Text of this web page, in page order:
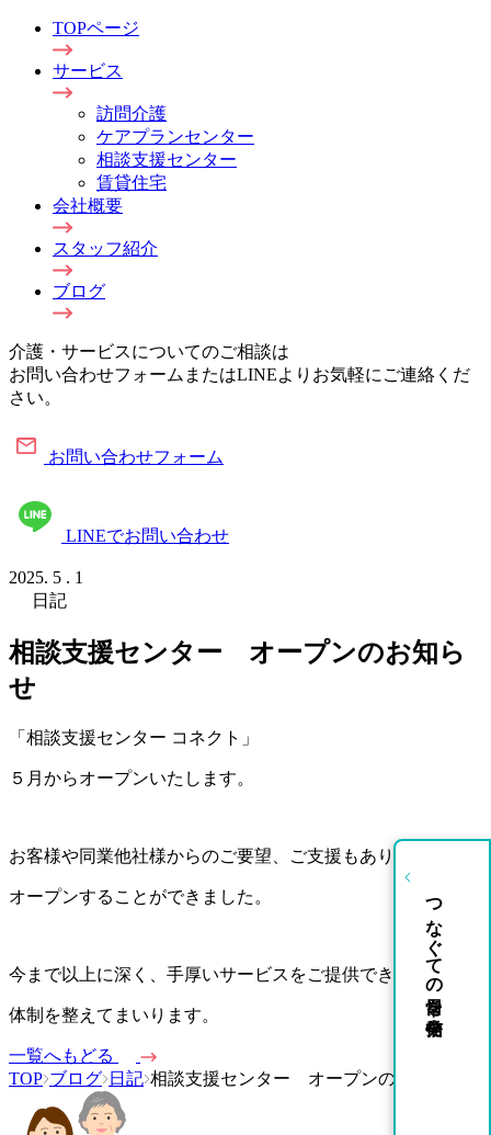
TOPページ
サービス
訪問介護
ケアプランセンター
相談支援センター
賃貸住宅
会社概要
スタッフ紹介
ブログ
介護・サービスについてのご相談は
お問い合わせフォームまたはLINEよりお気軽にご連絡くだ
さい。
お問い合わせフォーム
LINEでお問い合わせ
2025. 5 . 1
日記
相談支援センター オープンのお知ら
せ
「相談支援センター コネクト」
５月からオープンいたします。
お客様や同業他社様からのご要望、ご支援もあり
オープンすることができました。
今まで以上に深く、手厚いサービスをご提供できるよう
体制を整えてまいります。
一覧へもどる
TOP ブログ 日記 相談支援センター オープンのお知らせ
つなぐての日常を発信中